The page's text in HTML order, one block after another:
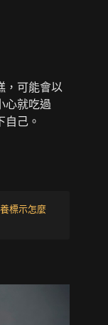
，可能會以
心就吃過
自己。
標示怎麼